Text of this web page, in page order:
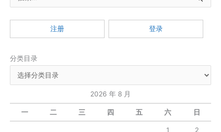
词
索
：
注册
登录
分类目录
2026 年 8 月
一 二 三 四 五 六 日
1
2